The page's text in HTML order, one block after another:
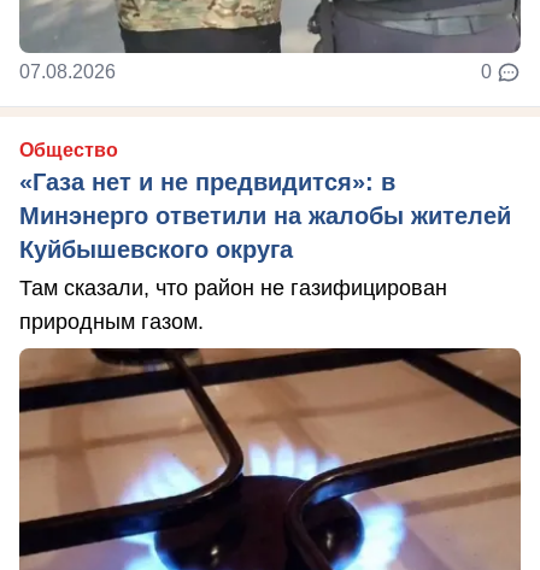
07.08.2026 0
Общество
«Газа нет и не предвидится»: в
Минэнерго ответили на жалобы жителей
Куйбышевского округа
Там сказали, что район не газифицирован
природным газом.